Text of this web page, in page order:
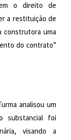
o direito de
a restituição de
construtora uma
do contrato”
analisou um
substancial foi
visando a